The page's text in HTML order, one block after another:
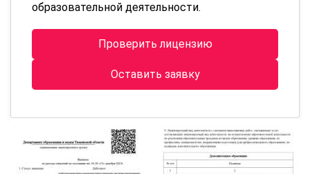
образовательной деятельности.
Проверить лицензию
Оставить заявку